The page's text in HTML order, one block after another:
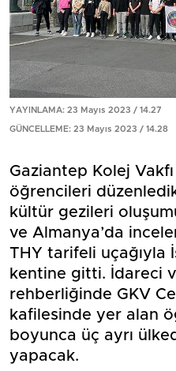
YAYINLAMA: 23 Mayıs 2023 / 14.27
GÜNCELLEME: 23 Mayıs 2023 / 14.28
Gaziantep Kolej
öğrencileri
kültür gezileri
ve Almanya’da
THY tarifeli uçağıyla
kentine gitti. İdareci
rehberliğinde GKV
kafilesinde yer alan
boyunca üç ayrı
yapacak.